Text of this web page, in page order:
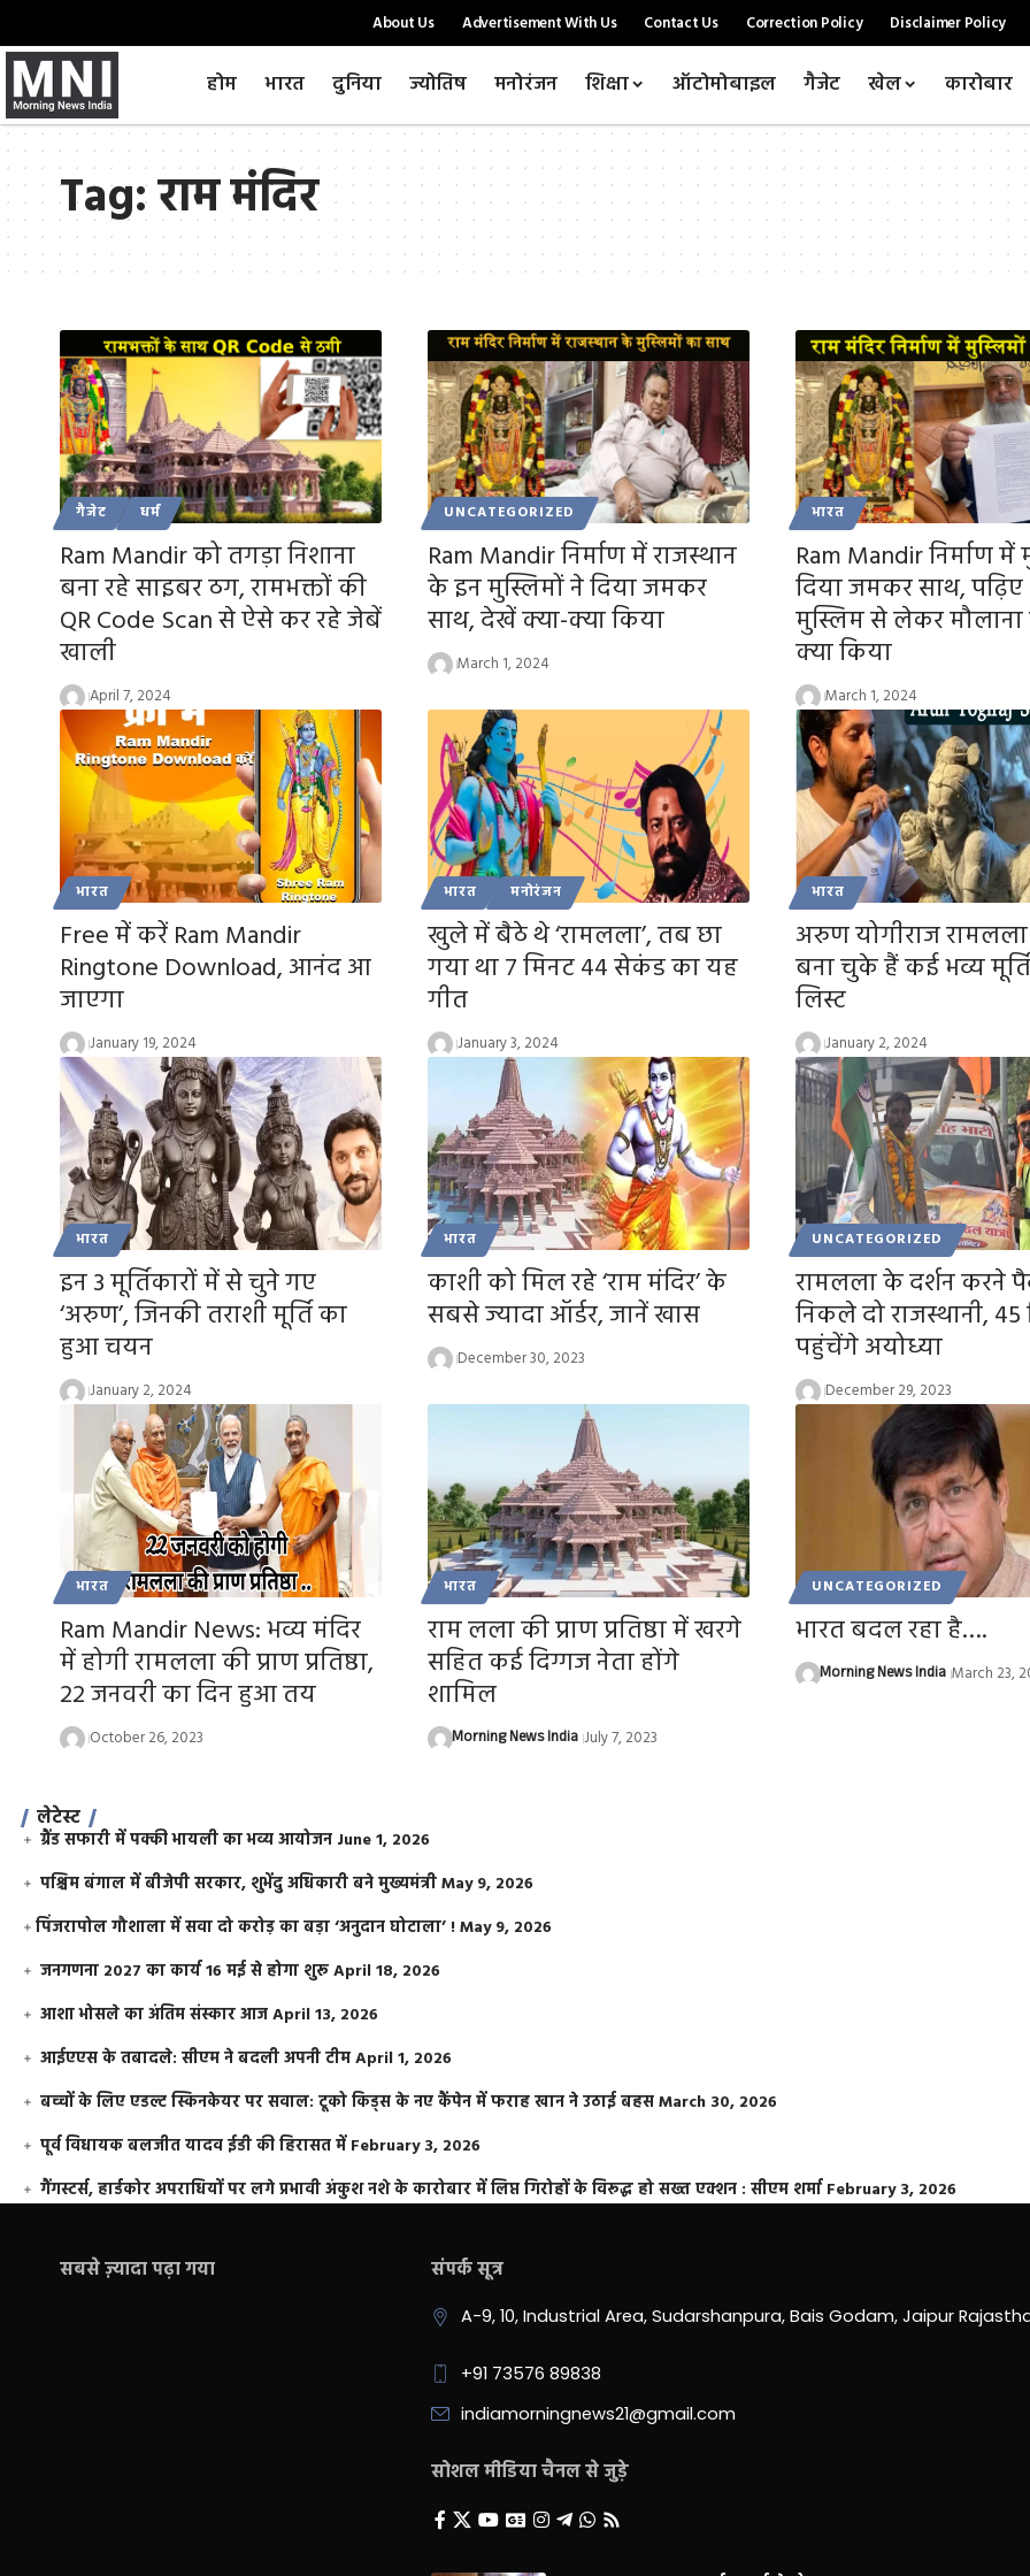
About Us Advertisement With Us Contact Us Correction Policy Disclaimer Policy
होम भारत दुनिया ज्योतिष मनोरंजन शिक्षा ऑटोमोबाइल गैजेट खेल कारोबार
Tag:राम मंदिर
गैजेट धर्म
Ram Mandir को तगड़ा निशाना
बना रहे साइबर ठग, रामभक्तों की
QR Code Scan से ऐसे कर रहे जेबें
खाली
April 7, 2024
UNCATEGORIZED
Ram Mandir निर्माण में राजस्थान
के इन मुस्लिमों ने दिया जमकर
साथ, देखें क्या-क्या किया
March 1, 2024
भारत
Ram Mandir निर्माण में
दिया जमकर साथ,
मुस्लिम से लेकर
क्या किया
March 1, 2024
भारत
Free में करें Ram Mandir
Ringtone Download, आनंद आ
जाएगा
January 19, 2024
भारत मनोरंजन
खुले में बैठे थे ‘रामलला’, तब छा
गया था 7 मिनट 44 सेकंड का यह
गीत
January 3, 2024
भारत
अरुण योगीराज
बना चुके हैं कई भव्य
लिस्ट
January 2, 2024
भारत
इन 3 मूर्तिकारों में से चुने गए
‘अरुण’, जिनकी तराशी मूर्ति का
हुआ चयन
January 2, 2024
भारत
काशी को मिल रहे ‘राम मंदिर’ के
सबसे ज्यादा ऑर्डर, जानें खास
December 30, 2023
UNCATEGORIZED
रामलला के दर्शन करने
निकले दो राजस्थानी, 45
पहुंचेंगे अयोध्या
December 29, 2023
भारत
Ram Mandir News: भव्य मंदिर
में होगी रामलला की प्राण प्रतिष्ठा,
22 जनवरी का दिन हुआ तय
October 26, 2023
भारत
राम लला की प्राण प्रतिष्ठा में खरगे
सहित कई दिग्गज नेता होंगे
शामिल
Morning News India July 7, 2023
UNCATEGORIZED
भारत बदल रहा है….
Morning News India March 23,
लेटेस्ट
ग्रैंड सफारी में पक्की भायली का भव्य आयोजन June 1, 2026
पश्चिम बंगाल में बीजेपी सरकार, शुभेंदु अधिकारी बने मुख्यमंत्रीMay 9, 2026
​पिंजरापोल गौशाला में सवा दो करोड़ का बड़ा ‘अनुदान घोटाला’ !May 9, 2026
जनगणना 2027 का कार्य 16 मई से होगा शुरूApril 18, 2026
आशा भोसले का अंतिम संस्कार आजApril 13, 2026
आईएएस के तबादले: सीएम ने बदली अपनी टीमApril 1, 2026
बच्चों के लिए एडल्ट स्किनकेयर पर सवाल: टूको किड्स के नए कैंपेन में फराह खान ने उठाई बहसMarch 30, 2026
पूर्व विधायक बलजीत यादव ईडी की हिरासत में February 3, 2026
गैंगस्टर्स, हार्डकोर अपराधियों पर लगे प्रभावी अंकुश नशे के कारोबार में लिप्त गिरोहों के विरूद्ध हो सख्त एक्शन : सीएम शर्मा February 3, 2026
सबसे ज़्यादा पढ़ा गया संपर्क सूत्र
A-9, 10, Industrial Area, Sudarshanpura, Bais Godam, Jaipur
+91 73576 89838
indiamorningnews21@gmail.com
सोशल मीडिया चैनल से जुड़े